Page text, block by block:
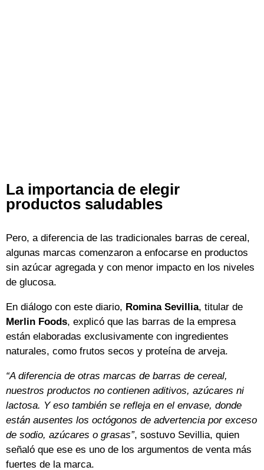
La importancia de elegir
productos saludables
Pero, a diferencia de las tradicionales barras de cereal,
algunas marcas comenzaron a enfocarse en productos
sin azúcar agregada y con menor impacto en los niveles
de glucosa.
En diálogo con este diario, Romina Sevillia, titular de
Merlin Foods, explicó que las barras de la empresa
están elaboradas exclusivamente con ingredientes
naturales, como frutos secos y proteína de arveja.
“A diferencia de otras marcas de barras de cereal,
nuestros productos no contienen aditivos, azúcares ni
lactosa. Y eso también se refleja en el envase, donde
están ausentes los octógonos de advertencia por exceso
de sodio, azúcares o grasas”, sostuvo Sevillia, quien
señaló que ese es uno de los argumentos de venta más
fuertes de la marca.